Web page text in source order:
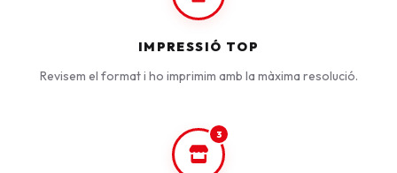
IMPRESSIÓ TOP
Revisem el format i ho imprimim amb la màxima resolució.
3